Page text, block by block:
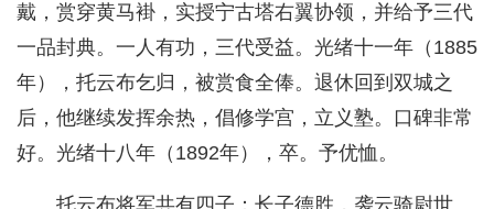
戴，赏穿黄马褂，实授宁古塔右翼协领，并给予三代
一品封典。一人有功，三代受益。光绪十一年（1885
年），托云布乞归，被赏食全俸。退休回到双城之
后，他继续发挥余热，倡修学宫，立义塾。口碑非常
好。光绪十八年（1892年），卒。予优恤。